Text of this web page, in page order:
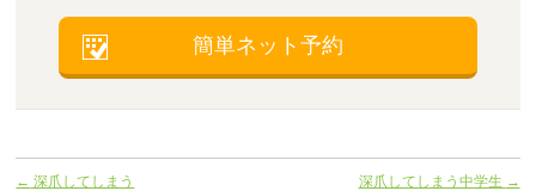
簡単ネット予約
← 深爪してしまう 深爪してしまう中学生 →